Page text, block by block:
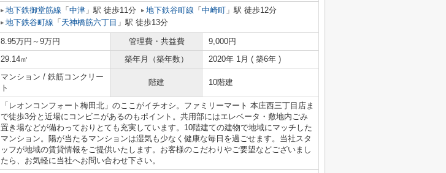
地下鉄御堂筋線 「 中津 」駅 徒歩11分 地下鉄谷町線 「 中崎町 」駅 徒歩12分
地下鉄谷町線 「 天神橋筋六丁目 」駅 徒歩13分
8.95万円～9万円 管理費・共益費
9,000円
29.14㎡ 築年月（築年数） 2020年 1月 ( 築6年 )
マンション / 鉄筋コンクリー
ト
階建 10階建
「レオンコンフォート梅田北」のここがイチオシ。ファミリーマート 本庄西三丁目店ま
で徒歩3分と近場にコンビニがあるのもポイント。共用部にはエレベータ・敷地内ごみ
置き場などが備わっておりとても充実しています。10階建ての建物で地域にマッチした
マンション。陽が当たるマンションは湿気も少なく健康な毎日を過ごせます。当社スタ
ッフが地域の賃貸情報をご提供いたします。お客様のこだわりやご要望などございまし
たら、お気軽に当社へお問い合わせ下さい。